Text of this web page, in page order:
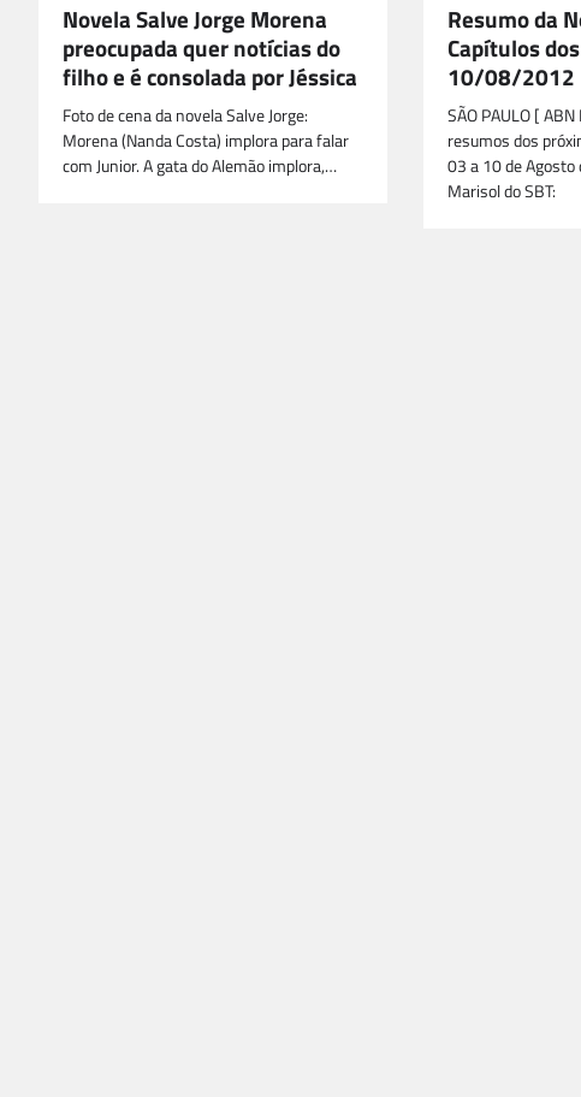
Novela Salve Jorge Morena
preocupada quer notícias do
filho e é consolada por Jéssica
Foto de cena da novela Salve Jorge:
Morena (Nanda Costa) implora para falar
com Junior. A gata do Alemão implora,…
Resumo da
Capítulos
10/08/2012
SÃO PAULO [
resumos dos
03 a 10 de
Marisol do SBT: